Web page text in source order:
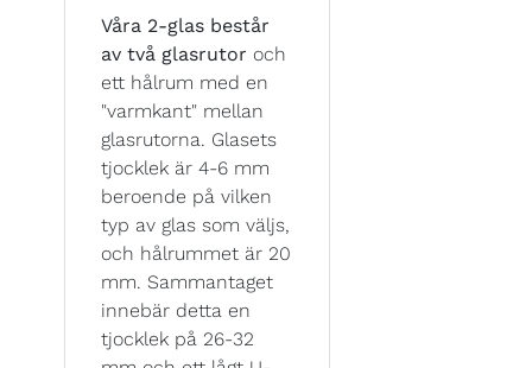
Våra 2-glas består
av två glasrutor och
ett hålrum med en
"varmkant" mellan
glasrutorna. Glasets
tjocklek är 4-6 mm
beroende på vilken
typ av glas som väljs,
och hålrummet är 20
mm. Sammantaget
innebär detta en
tjocklek på 26-32